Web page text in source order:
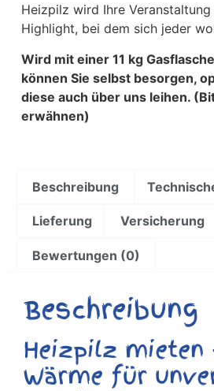
Heizpilz wird Ihre
Highlight, bei dem sich jeder
Wird mit einer 11 kg
können Sie selbst besorgen,
diese auch über uns leihen.
erwähnen)
Beschreibung
Lieferung Versicherung
Bewertungen (0)
Beschreibung
Heizpilz mieten
Wärme für